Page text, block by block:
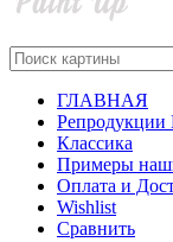
ГЛАВНАЯ
Репродукции
Классика
Примеры
Оплата и
Wishlist
Сравнить